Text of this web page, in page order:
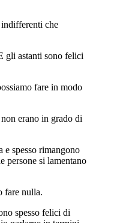
indifferenti che
gli astanti sono felici
fare in modo
erano in grado di
e spesso rimangono
persone si lamentano
fare nulla.
spesso felici di